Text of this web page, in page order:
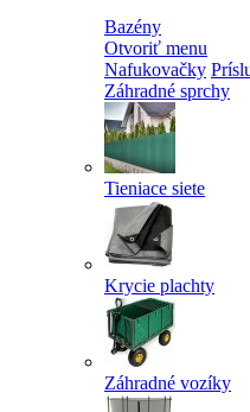
Bazény
Otvoriť menu
Nafukovačky
Záhradné sprchy
Tieniace siete
Krycie plachty
Záhradné vozíky